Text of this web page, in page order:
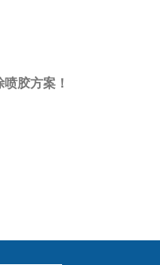
胶方案！